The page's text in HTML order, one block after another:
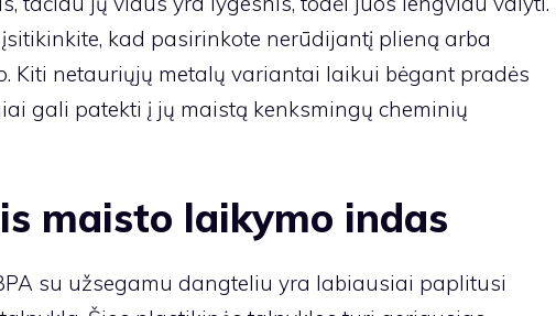
kad pasirinkote nerūdijantį plieną arba
Kiti netauriųjų metalų variantai laikui bėgant pradės
gali patekti į jų maistą kenksmingų cheminių
maisto laikymo indas
su užsegamu dangteliu yra labiausiai paplitusi